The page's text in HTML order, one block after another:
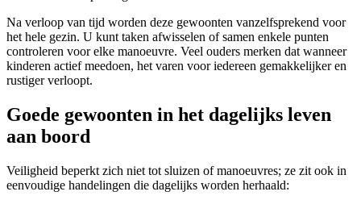
Na verloop van tijd worden deze gewoonten vanzelfsprekend voor
het hele gezin. U kunt taken afwisselen of samen enkele punten
controleren voor elke manoeuvre. Veel ouders merken dat wanneer
kinderen actief meedoen, het varen voor iedereen gemakkelijker en
rustiger verloopt.
Goede gewoonten in het dagelijks leven
aan boord
Veiligheid beperkt zich niet tot sluizen of manoeuvres; ze zit ook in
eenvoudige handelingen die dagelijks worden herhaald: